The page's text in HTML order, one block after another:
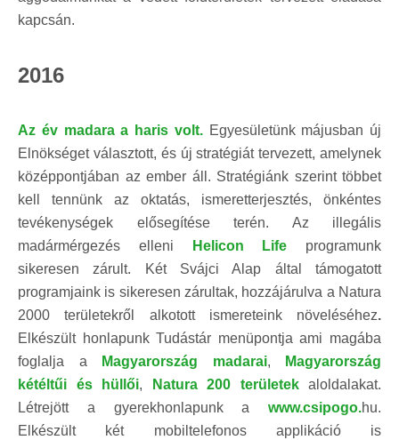
kapcsán.
2016
Az év madara a haris volt. Egyesületünk májusban új
Elnökséget választott, és új stratégiát tervezett, amelynek
középpontjában az ember áll. Stratégiánk szerint többet
kell tennünk az oktatás, ismeretterjesztés, önkéntes
tevékenységek elősegítése terén. Az illegális
madármérgezés elleni
Helicon Life programunk
sikeresen zárult.
Két Svájci Alap által támogatott
programjaink is sikeresen zárultak, hozzájárulva a Natura
2000 területekről alkotott ismereteink növeléséhez.
Elkészült honlapunk Tudástár menüpontja ami magába
foglalja a
Magyarország madarai,
Magyarország
kétéltűi és hüllői, Natura 200 területekaloldalakat.
Létrejött a gyerekhonlapunk a www.csipogo.hu.
Elkészült két mobiltelefonos applikáció is